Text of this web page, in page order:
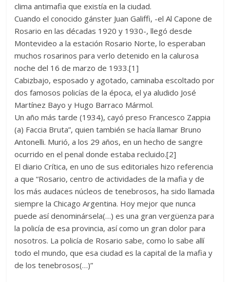
clima antimafia que existía en la ciudad.
Cuando el conocido gánster Juan Galiffi, -el Al Capone de
Rosario en las décadas 1920 y 1930-, llegó desde
Montevideo a la estación Rosario Norte, lo esperaban
muchos rosarinos para verlo detenido en la calurosa
noche del 16 de marzo de 1933.[1]
Cabizbajo, esposado y agotado, caminaba escoltado por
dos famosos policías de la época, el ya aludido José
Martínez Bayo y Hugo Barraco Mármol.
Un año más tarde (1934), cayó preso Francesco Zappia
(a) Faccia Bruta”, quien también se hacía llamar Bruno
Antonelli. Murió, a los 29 años, en un hecho de sangre
ocurrido en el penal donde estaba recluido.[2]
El diario Crítica, en uno de sus editoriales hizo referencia
a que “Rosario, centro de actividades de la mafia y de
los más audaces núcleos de tenebrosos, ha sido llamada
siempre la Chicago Argentina. Hoy mejor que nunca
puede así denominársela(…) es una gran vergüenza para
la policía de esa provincia, así como un gran dolor para
nosotros. La policía de Rosario sabe, como lo sabe allí
todo el mundo, que esa ciudad es la capital de la mafia y
de los tenebrosos(…)”